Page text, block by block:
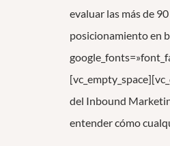
evaluar las más de
posicionamiento en
del Inbound
entender cómo